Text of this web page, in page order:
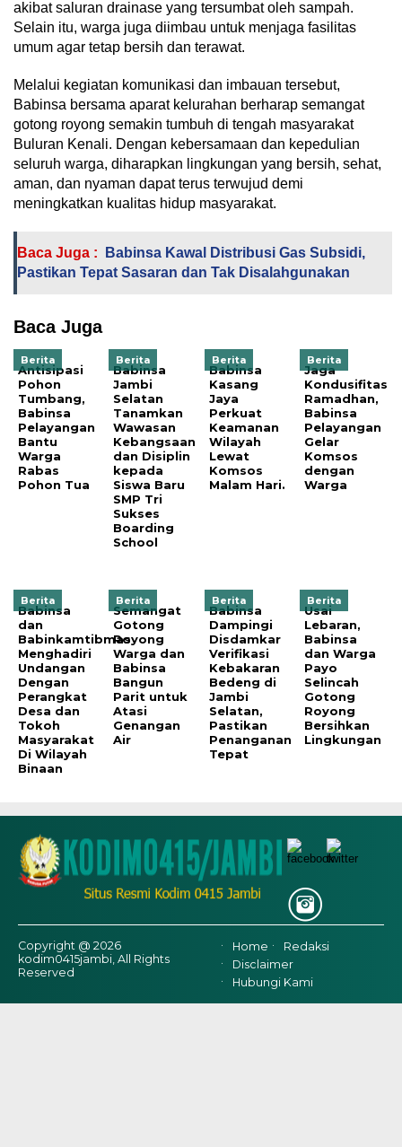
akibat saluran drainase yang tersumbat oleh sampah.
Selain itu, warga juga diimbau untuk menjaga fasilitas
umum agar tetap bersih dan terawat.
Melalui kegiatan komunikasi dan imbauan tersebut,
Babinsa bersama aparat kelurahan berharap semangat
gotong royong semakin tumbuh di tengah masyarakat
Buluran Kenali. Dengan kebersamaan dan kepedulian
seluruh warga, diharapkan lingkungan yang bersih, sehat,
aman, dan nyaman dapat terus terwujud demi
meningkatkan kualitas hidup masyarakat.
Baca Juga :
Babinsa Kawal Distribusi Gas Subsidi,
Pastikan Tepat Sasaran dan Tak Disalahgunakan
Baca Juga
Berita
Antisipasi
Pohon
Tumbang,
Babinsa
Pelayangan
Bantu
Warga
Rabas
Pohon Tua
Berita
Babinsa
Jambi
Selatan
Tanamkan
Wawasan
Kebangsaan
dan Disiplin
kepada
Siswa Baru
SMP Tri
Sukses
Boarding
School
Berita
Babinsa
Kasang
Jaya
Perkuat
Keamanan
Wilayah
Lewat
Komsos
Malam Hari.
Berita
Jaga
Kondusifitas
Ramadhan,
Babinsa
Pelayangan
Gelar
Komsos
dengan
Warga
Berita
Babinsa
dan
Babinkamtibmas
Menghadiri
Undangan
Dengan
Perangkat
Desa dan
Tokoh
Masyarakat
Di Wilayah
Binaan
Berita
Semangat
Gotong
Royong
Warga dan
Babinsa
Bangun
Parit untuk
Atasi
Genangan
Air
Berita
Babinsa
Dampingi
Disdamkar
Verifikasi
Kebakaran
Bedeng di
Jambi
Selatan,
Pastikan
Penanganan
Tepat
Berita
Usai
Lebaran,
Babinsa
dan Warga
Payo
Selincah
Gotong
Royong
Bersihkan
Lingkungan
Copyright @ 2026
kodim0415jambi, All Rights
Reserved
Home
Redaksi
Disclaimer
Hubungi Kami